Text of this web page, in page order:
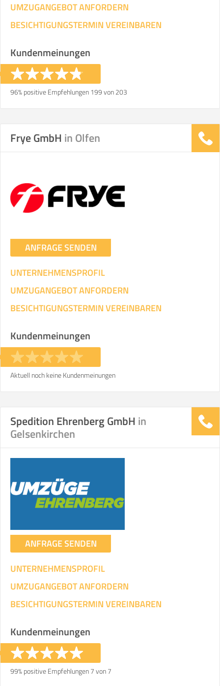
UMZUGANGEBOT ANFORDERN
BESICHTIGUNGSTERMIN VEREINBAREN
Kundenmeinungen
96% positive Empfehlungen 199 von 203
Frye GmbH in Olfen
ANFRAGE SENDEN
UNTERNEHMENSPROFIL
UMZUGANGEBOT ANFORDERN
BESICHTIGUNGSTERMIN VEREINBAREN
Kundenmeinungen
Aktuell noch keine Kundenmeinungen
Spedition Ehrenberg GmbH in
Gelsenkirchen
ANFRAGE SENDEN
UNTERNEHMENSPROFIL
UMZUGANGEBOT ANFORDERN
BESICHTIGUNGSTERMIN VEREINBAREN
Kundenmeinungen
99% positive Empfehlungen 7 von 7